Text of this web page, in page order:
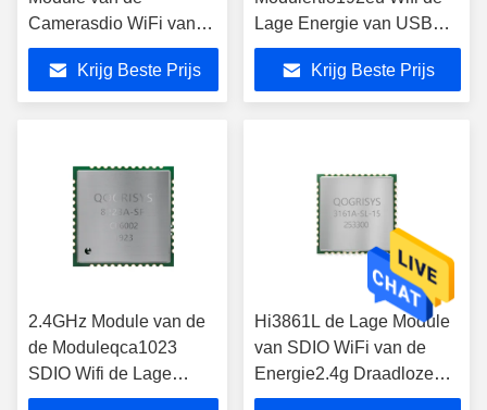
Camerasdio WiFi van
Machtschip wireless IP
Krijg Beste Prijs
Lage Energie van USB
Realtek WiFi
Krijg Beste Prijs
2.4GHz Module van de
de Moduleqca1023
SDIO Wifi de Lage
Energie van SDIO Wifi
Hi3861L de Lage Module
van SDIO WiFi van de
Energie2.4g Draadloze
Zendontvanger voor